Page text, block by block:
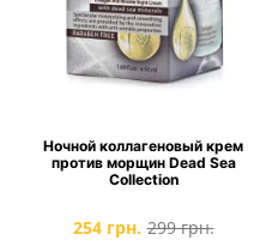
Ночной коллагеновый крем
против морщин Dead Sea
Collection
254 грн. 299 грн.